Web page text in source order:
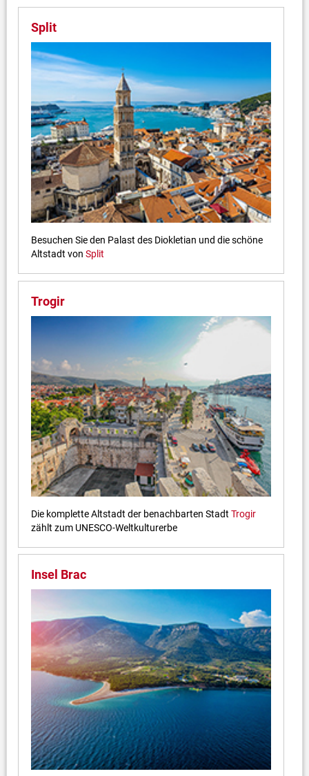
Split
Besuchen Sie den Palast des Diokletian und die schöne
Altstadt von Split
Trogir
Die komplette Altstadt der benachbarten Stadt Trogir
zählt zum UNESCO-Weltkulturerbe
Insel Brac